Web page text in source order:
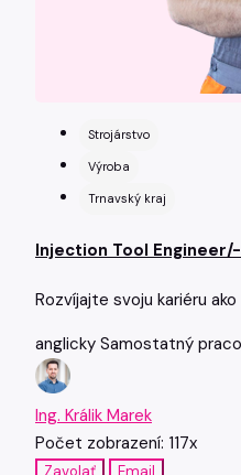
Strojárstvo
Výroba
Trnavský kraj
Injection Tool
Rozvíjajte svoju kariéru
anglicky Samostatný
Ing. Králik Marek
Počet zobrazení: 117x
Zavolať Email